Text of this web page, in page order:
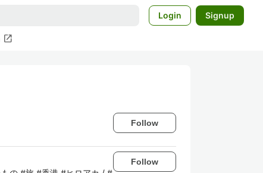
Login Signup
open_in_new
Follow
Follow